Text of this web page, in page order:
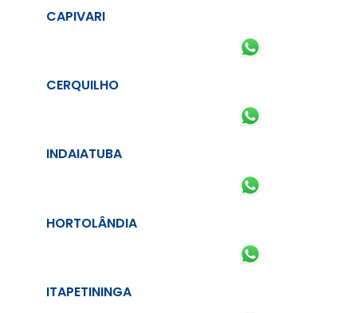
CAPIVARI
CERQUILHO
INDAIATUBA
HORTOLÂNDIA
ITAPETININGA